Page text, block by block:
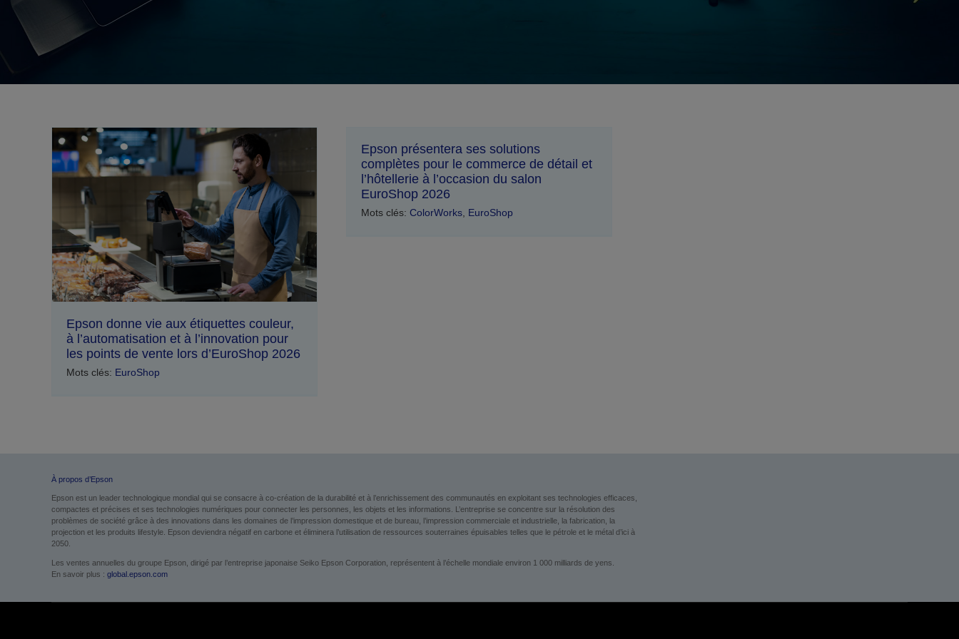
Epson donne vie aux étiquettes couleur,
à l’automatisation et à l’innovation pour
les points de vente lors d’EuroShop 2026
Mots clés: EuroShop
Epson présentera ses solutions
complètes pour le commerce de détail et
l’hôtellerie à l’occasion du salon
EuroShop 2026
Mots clés: ColorWorks EuroShop
À propos d’Epson
Epson est un leader technologique mondial qui se consacre à co-création de la durabilité et à l’enrichissement des communautés en exploitant ses technologies efficaces,
compactes et précises et ses technologies numériques pour connecter les personnes, les objets et les informations. L’entreprise se concentre sur la résolution des
problèmes de société grâce à des innovations dans les domaines de l’impression domestique et de bureau, l’impression commerciale et industrielle, la fabrication, la
projection et les produits lifestyle. Epson deviendra négatif en carbone et éliminera l’utilisation de ressources souterraines épuisables telles que le pétrole et le métal d’ici à
2050.
Les ventes annuelles du groupe Epson, dirigé par l’entreprise japonaise Seiko Epson Corporation, représentent à l’échelle mondiale environ 1 000 milliards de yens.
En savoir plus : global.epson.com